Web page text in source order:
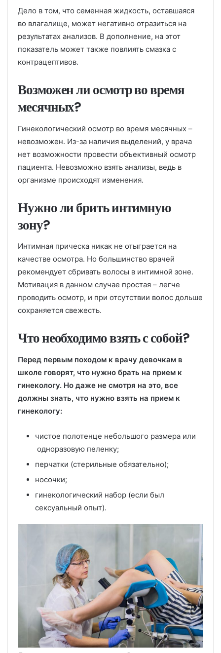
Дело в том, что семенная жидкость, оставшаяся
во влагалище, может негативно отразиться на
результатах анализов. В дополнение, на этот
показатель может также повлиять смазка с
контрацептивов.
Возможен ли осмотр во время
месячных?
Гинекологический осмотр во время месячных –
невозможен. Из-за наличия выделений, у врача
нет возможности провести объективный осмотр
пациента. Невозможно взять анализы, ведь в
организме происходят изменения.
Нужно ли брить интимную
зону?
Интимная прическа никак не отыграется на
качестве осмотра. Но большинство врачей
рекомендует сбривать волосы в интимной зоне.
Мотивация в данном случае простая – легче
проводить осмотр, и при отсутствии волос дольше
сохраняется свежесть.
Что необходимо взять с собой?
Перед первым походом к врачу девочкам в
школе говорят, что нужно брать на прием к
гинекологу. Но даже не смотря на это, все
должны знать, что нужно взять на прием к
гинекологу:
чистое полотенце небольшого размера или
одноразовую пеленку;
перчатки (стерильные обязательно);
носочки;
гинекологический набор (если был
сексуальный опыт).